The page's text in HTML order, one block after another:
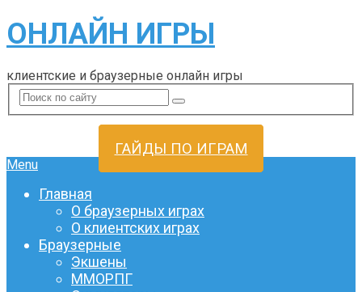
ОНЛАЙН ИГРЫ
клиентские и браузерные онлайн игры
ГАЙДЫ ПО ИГРАМ
Menu
Главная
О браузерных играх
О клиентских играх
Браузерные
Экшены
ММОРПГ